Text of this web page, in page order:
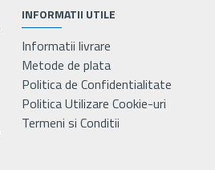
INFORMATII UTILE
Informatii livrare
Metode de plata
Politica de Confidentialitate
Politica Utilizare Cookie-uri
Termeni si Conditii